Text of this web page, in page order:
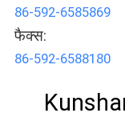
86-592-6585869
फैक्स:
86-592-6588180